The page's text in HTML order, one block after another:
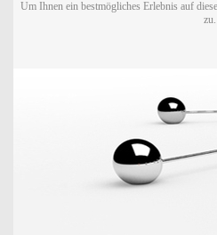
Um Ihnen ein bestmögliches Erlebnis auf